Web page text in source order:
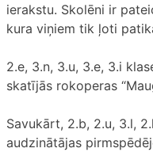
ierakstu. Skolēni ir
kura viņiem tik ļoti
2.e, 3.n, 3.u, 3.e, 3.i
skatījās rokoperas
Savukārt, 2.b, 2.u, 3.l,
audzinātājas